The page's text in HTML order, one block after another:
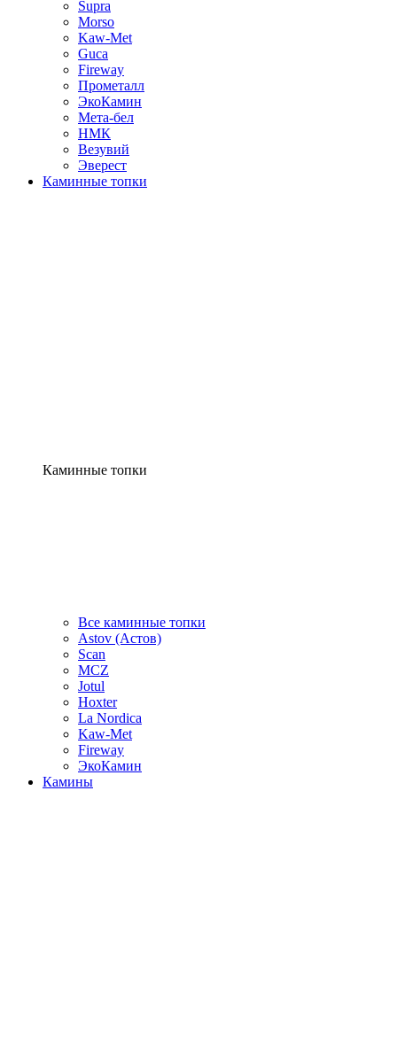
Supra
Morso
Kaw-Met
Guca
Fireway
Прометалл
ЭкоКамин
Мета-бел
НМК
Везувий
Эверест
Каминные топки
Каминные топки
Все каминные топки
Astov (Астов)
Scan
MCZ
Jotul
Hoxter
La Nordica
Kaw-Met
Fireway
ЭкоКамин
Камины